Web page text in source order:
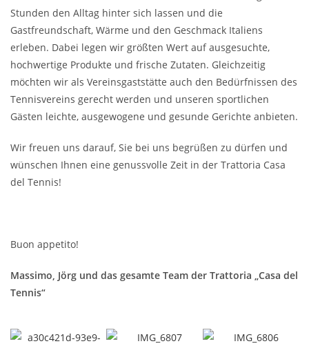
Stunden den Alltag hinter sich lassen und die
Gastfreundschaft, Wärme und den Geschmack Italiens
erleben. Dabei legen wir größten Wert auf ausgesuchte,
hochwertige Produkte und frische Zutaten. Gleichzeitig
möchten wir als Vereinsgaststätte auch den Bedürfnissen des
Tennisvereins gerecht werden und unseren sportlichen
Gästen leichte, ausgewogene und gesunde Gerichte anbieten.
Wir freuen uns darauf, Sie bei uns begrüßen zu dürfen und
wünschen Ihnen eine genussvolle Zeit in der Trattoria Casa
del Tennis!
Buon appetito!
Massimo, Jörg und das gesamte Team der Trattoria „Casa del
Tennis“